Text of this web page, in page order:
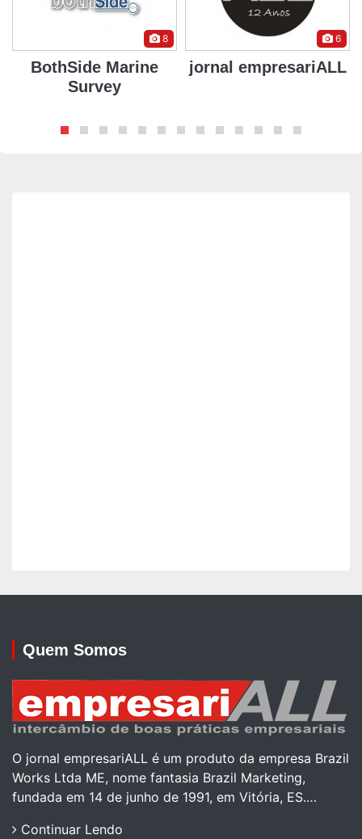
8
BothSide Marine
Survey
6
jornal empresariALL
Quem Somos
O jornal empresariALL é um produto da empresa Brazil
Works Ltda ME, nome fantasia Brazil Marketing,
fundada em 14 de junho de 1991, em Vitória, ES.…
Continuar Lendo